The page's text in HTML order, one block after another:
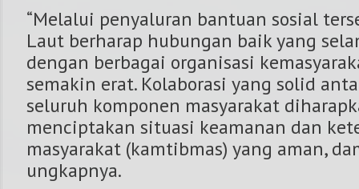
“Melalui penyaluran bantuan sosial
Laut berharap hubungan baik yang
dengan berbagai organisasi
semakin erat. Kolaborasi yang solid
seluruh komponen masyarakat
menciptakan situasi keamanan dan
masyarakat (kamtibmas) yang aman,
ungkapnya.